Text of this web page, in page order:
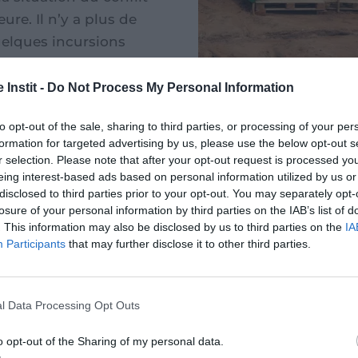
Instit - Do Not Process My Personal Information
opt-out of the sale, sharing to third parties, or processing of your
for targeted advertising by us, please use the below opt-out
selection. Please note that after your opt-out request is processed
interest-based ads based on personal information utilized by us
to third parties prior to your opt-out. You may separately
of your personal information by third parties on the IAB’s list of
This information may also be disclosed by us to third parties on the
Participants that may further disclose it to other third parties.
Data Processing Opt Outs
opt-out of the Sharing of my personal data.
Il n’y a plus de
incursions
vers la paix entre le Cambodge et
Cambodge et la Thaïlande ont signé à Kuala
de l’ASEAN (Association des nations de l’Asie
dix pays de la région).
tard, les deux armées ont commencé à retirer
par la communauté internationale, prévoit le
civils, le déminage des zones à risque et la